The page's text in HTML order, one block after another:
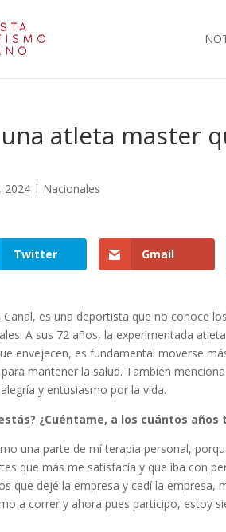
atleta master
2024 | Nacionales
Twitter Gmail
es una deportista que no conoce
A sus 72 años, la experimentada
envejecen, es fundamental moverse
mantener la salud. También
y entusiasmo por la vida.
¿Cuéntame, a los cuántos
una parte de mí terapia personal,
que más me satisfacía y que iba con
que dejé la empresa y cedí la empresa,
a correr y ahora pues participo, estoy